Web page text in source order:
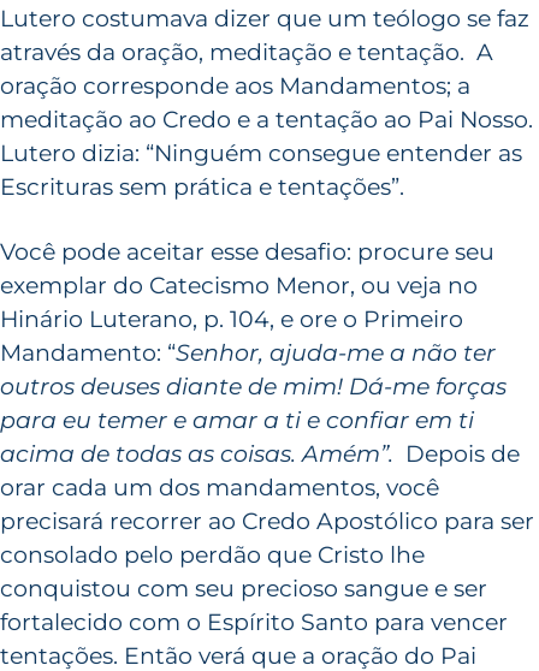
Lutero costumava dizer que um teólogo se faz
através da oração, meditação e tentação. A
oração corresponde aos Mandamentos; a
meditação ao Credo e a tentação ao Pai Nosso.
Lutero dizia: “Ninguém consegue entender as
Escrituras sem prática e tentações”.
Você pode aceitar esse desafio: procure seu
exemplar do Catecismo Menor, ou veja no
Hinário Luterano, p. 104, e ore o Primeiro
Mandamento: “Senhor, ajuda-me a não ter
outros deuses diante de mim! Dá-me forças
para eu temer e amar a ti e confiar em ti
acima de todas as coisas. Amém”.
Depois de
orar cada um dos mandamentos, você
precisará recorrer ao Credo Apostólico para ser
consolado pelo perdão que Cristo lhe
conquistou com seu precioso sangue e ser
fortalecido com o Espírito Santo para vencer
tentações. Então verá que a oração do Pai